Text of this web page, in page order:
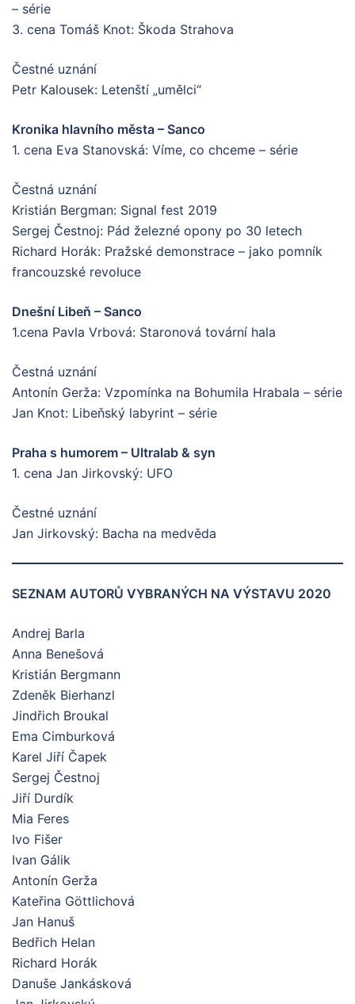
– série
3. cena Tomáš Knot: Škoda Strahova
Čestné uznání
Petr Kalousek: Letenští „umělci“
Kronika hlavního města – Sanco
1. cena Eva Stanovská: Víme, co chceme – série
Čestná uznání
Kristián Bergman: Signal fest 2019
Sergej Čestnoj: Pád železné opony po 30 letech
Richard Horák: Pražské demonstrace – jako pomník
francouzské revoluce
Dnešní Libeň – Sanco
1.cena Pavla Vrbová: Staronová tovární hala
Čestná uznání
Antonín Gerža: Vzpomínka na Bohumila Hrabala – série
Jan Knot: Libeňský labyrint – série
Praha s humorem – Ultralab & syn
1. cena Jan Jirkovský: UFO
Čestné uznání
Jan Jirkovský: Bacha na medvěda
SEZNAM AUTORŮ VYBRANÝCH NA VÝSTAVU 2020
Andrej Barla
Anna Benešová
Kristián Bergmann
Zdeněk Bierhanzl
Jindřich Broukal
Ema Cimburková
Karel Jiří Čapek
Sergej Čestnoj
Jiří Durdík
Mia Feres
Ivo Fišer
Ivan Gálik
Antonín Gerža
Kateřina Göttlichová
Jan Hanuš
Bedřich Helan
Richard Horák
Danuše Jankásková